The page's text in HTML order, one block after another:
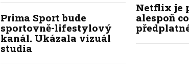
Prima Sport bude
sportovně-lifestylový
kanál. Ukázala vizuál
studia
Netflix je
alespoň